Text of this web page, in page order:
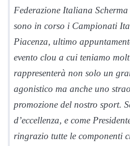
Federazione Italiana
sono in corso i Campionati
Piacenza, ultimo
evento clou a cui teniamo
rappresenterà non solo un
agonistico ma anche uno
promozione del nostro sport.
d’eccellenza, e come
ringrazio tutte le componenti